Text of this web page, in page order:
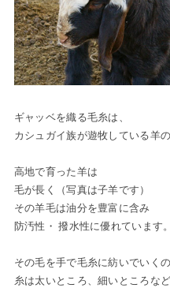
ギャッベを織る毛糸は、
カシュガイ族が遊牧している羊
高地で育った羊は
毛が長く（写真は子羊です）
その羊毛は油分を豊富に含み
防汚性・ 撥水性に優れています。
その毛を手で毛糸に紡いでいくの
糸は太いところ、細いところな